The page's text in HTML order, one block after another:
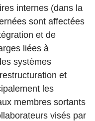
internes (dans la
sont affectées
et de
liées à
systèmes
et
les
membres sortants
visés par